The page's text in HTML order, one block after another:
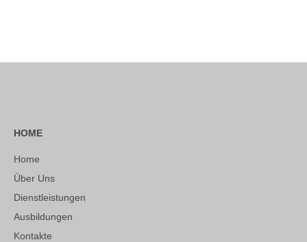
HOME
Home
Über Uns
Dienstleistungen
Ausbildungen
Kontakte